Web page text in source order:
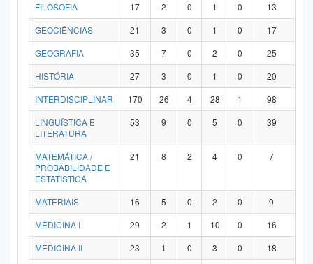
FILOSOFIA
17 2 0 1 0 13
GEOCIÊNCIAS
21 3 0 1 0 17
GEOGRAFIA
35 7 0 2 0 25
HISTÓRIA
27 3 0 1 0 20
INTERDISCIPLINAR
170 26 4 28 1 98
LINGUÍSTICA E
LITERATURA
53 9 0 5 0 39
MATEMÁTICA /
PROBABILIDADE E
ESTATÍSTICA
21 8 2 4 0 7
MATERIAIS 16 5 0 2 0 9
MEDICINA I
29 2 1 10 0 16
MEDICINA II
23 1 0 3 0 18